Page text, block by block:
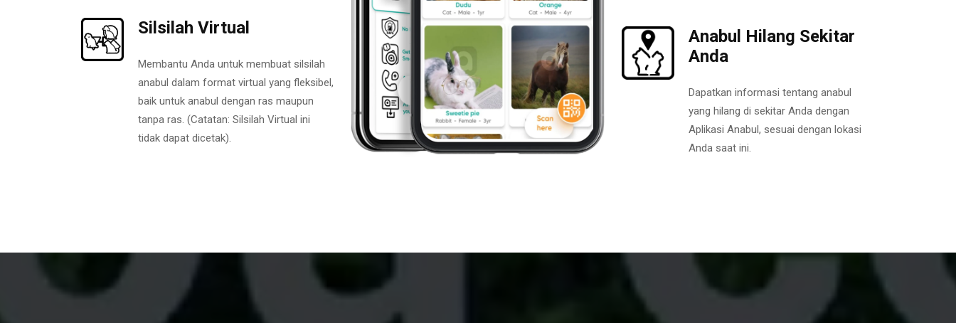
Silsilah Virtual
Membantu Anda untuk membuat silsilah
anabul dalam format virtual yang fleksibel,
baik untuk anabul dengan ras maupun
tanpa ras. (Catatan: Silsilah Virtual ini
tidak dapat dicetak).
Anabul Hilang Sekitar
Anda
Dapatkan informasi tentang anabul
yang hilang di sekitar Anda dengan
Aplikasi Anabul, sesuai dengan lokasi
Anda saat ini.